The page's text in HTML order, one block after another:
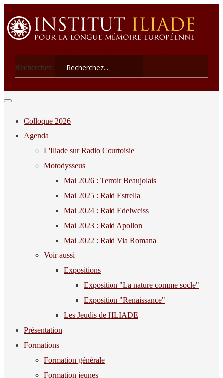
Rechercher:
Colloque 2026
Agenda
L'Iliade sur Radio Courtoisie
Motodysseus
Mai 2026 : Terroir Beaujolais
Mai 2025 : Raid Estrella
Mai 2024 : Raid Edelweiss
Mai 2023 : Raid Apollon
Mai 2022 : Raid Via Romana
Voir aussi
Expositions
Exposition "La nature comme socle"
Exposition "Renaissance"
Les Jeudis de l'ILIADE
Présentation
Formations
Formation générale
Formation jeunes